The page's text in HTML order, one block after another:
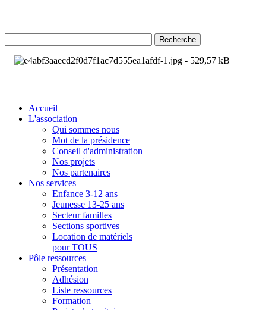
Recherche
Accueil
L'association
Qui sommes nous
Mot de la présidence
Conseil d'administration
Nos projets
Nos partenaires
Nos services
Enfance 3-12 ans
Jeunesse 13-25 ans
Secteur familles
Sections sportives
Location de matériels
pour TOUS
Pôle ressources
Présentation
Adhésion
Liste ressources
Formation